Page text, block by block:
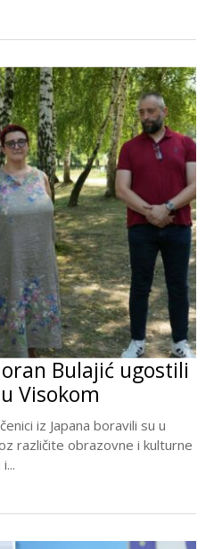
Bulajić ugostili
Visokom
iz Japana boravili su u
različite obrazovne i kulturne